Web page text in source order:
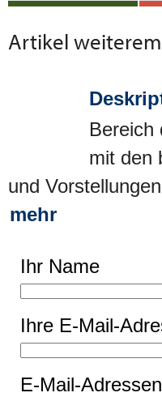
Artikel
Bereich
mit den
und
mehr
Ihr Name
Ihre E-Mail-
E-Mail-